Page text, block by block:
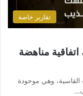
تقارير خاصة
اتفاقية مناهضة
القاسية، وهي موجودة